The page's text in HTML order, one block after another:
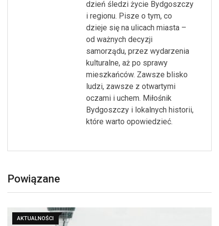
dzień śledzi życie Bydgoszczy
i regionu. Pisze o tym, co
dzieje się na ulicach miasta –
od ważnych decyzji
samorządu, przez wydarzenia
kulturalne, aż po sprawy
mieszkańców. Zawsze blisko
ludzi, zawsze z otwartymi
oczami i uchem. Miłośnik
Bydgoszczy i lokalnych historii,
które warto opowiedzieć.
Powiązane
AKTUALNOŚCI